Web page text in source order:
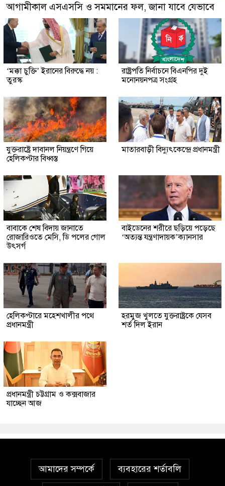
আগামীকাল এসএসসি ও সমমানের ফল, জানা যাবে যেভাবে
‘মক্কা চুক্তি’ ইরানের বিরুদ্ধে নয় :
তুরস্ক
রাষ্ট্রপতি নির্বাচনে বিএনপির দুই
মনোনয়নপত্র সংগ্রহ
যুক্তরাষ্ট্রে দাবানল নিয়ন্ত্রণে গিয়ে
হেলিকপ্টার বিধ্বস্ত
মাতারবাড়ী বিদ্যুৎকেন্দ্রে প্রধানমন্ত্রী
বাবাকে শেষ বিদায় জানাতে
রোজারিওতে মেসি, ডি পলের গোল
উৎসর্গ
বাইডেনের শরীরে ছড়িয়ে পড়েছে
‘অত্যন্ত যন্ত্রণাদায়ক’ক্যানসার
হেলিকপ্টারে মহেশখালীর পথে
প্রধানমন্ত্রী
হরমুজ খুলতে যুক্তরাষ্ট্রকে যেসব
শর্ত দিল ইরান
প্রধানমন্ত্রী চট্টগ্রাম ও কক্সবাজার
যাচ্ছেন আজ
আমাদের সম্পর্কে ব্যবহারের শর্তাবলি